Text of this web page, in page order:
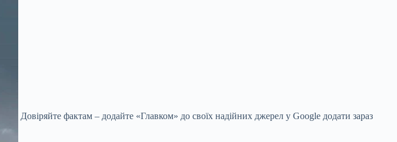
Довіряйте фактам – додайте «Главком» до своїх надійних джерел у Google додати зараз